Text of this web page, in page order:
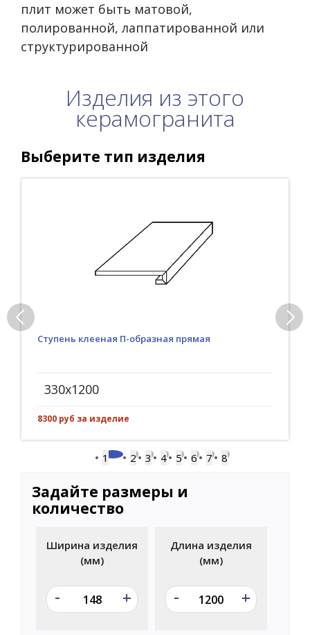
плит может быть матовой,
полированной, лаппатированной или
структурированной
Изделия из этого
керамогранита
Выберите тип изделия
Ступень клееная П-образная прямая
330x1200
8300 руб за изделие
1 2 3 4 5 6 7 8
Задайте размеры и
количество
Ширина изделия
(мм)
- +
Длина изделия
(мм)
- +